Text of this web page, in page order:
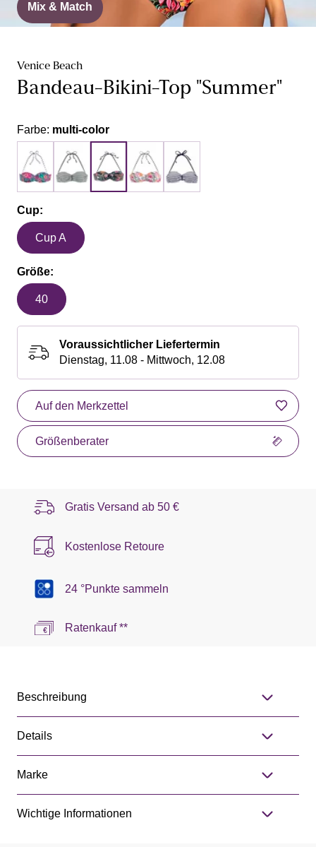
Mix & Match
Venice Beach
Bandeau-Bikini-Top "Summer"
Farbe: multi-color
Cup:
Cup A
Größe:
40
Voraussichtlicher Liefertermin
Dienstag, 11.08 - Mittwoch, 12.08
Auf den Merkzettel
Größenberater
Gratis Versand ab 50 €
Kostenlose Retoure
24 °Punkte sammeln
Ratenkauf **
Beschreibung
Details
Marke
Wichtige Informationen